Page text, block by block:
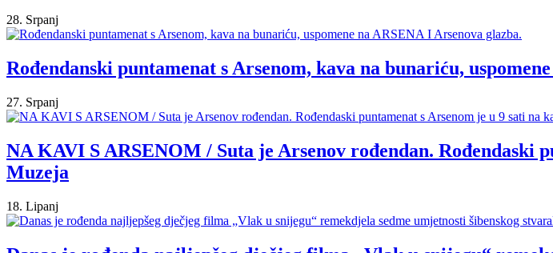
28. Srpanj
Rođendanski puntamenat s Arsenom, kava na bunariću,
27. Srpanj
NA KAVI S ARSENOM / Suta je Arsenov rođendan. Rođendaski
Muzeja
18. Lipanj